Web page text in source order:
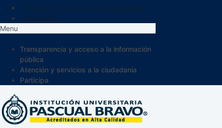
Menu
Transparencia y acceso a la información
pública
Atención y servicios a la ciudadanía
Participa